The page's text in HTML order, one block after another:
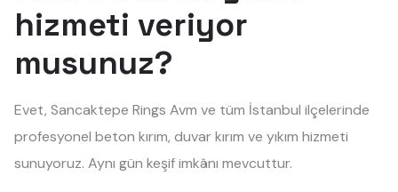
hizmeti veriyor
musunuz?
Evet, Sancaktepe Rings Avm ve tüm İstanbul ilçelerinde
profesyonel beton kırım, duvar kırım ve yıkım hizmeti
sunuyoruz. Aynı gün keşif imkânı mevcuttur.